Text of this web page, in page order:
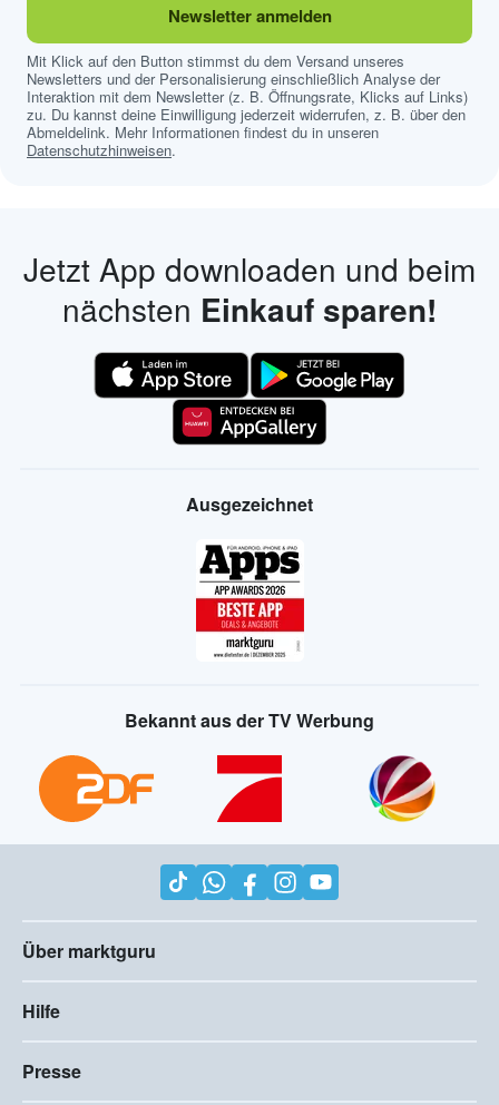
Newsletter anmelden
Mit Klick auf den Button stimmst du dem Versand unseres
Newsletters und der Personalisierung einschließlich Analyse der
Interaktion mit dem Newsletter (z. B. Öffnungsrate, Klicks auf Links)
zu. Du kannst deine Einwilligung jederzeit widerrufen, z. B. über den
Abmeldelink. Mehr Informationen findest du in unseren
Datenschutzhinweisen.
Jetzt App downloaden und beim
nächsten Einkauf sparen!
Ausgezeichnet
Bekannt aus der TV Werbung
Über marktguru
Hilfe
Presse